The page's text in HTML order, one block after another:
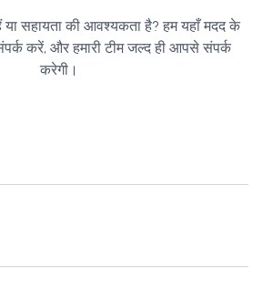
सहायता की आवश्यकता है? हम यहाँ मदद के
करें, और हमारी टीम जल्द ही आपसे संपर्क
करेगी।